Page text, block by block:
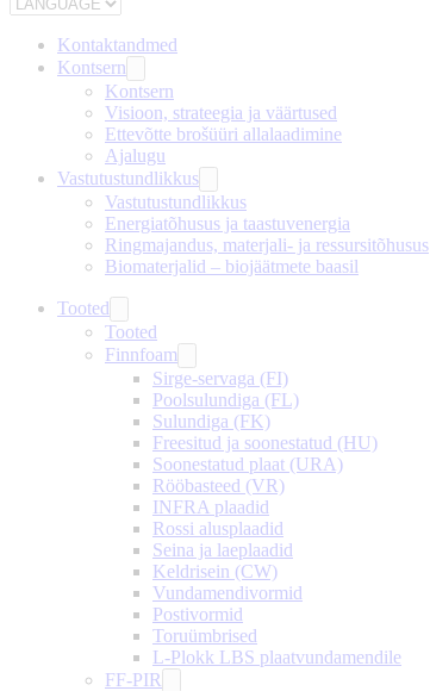
Kontaktandmed
Kontsern
Kontsern
Visioon, strateegia ja väärtused
Ettevõtte brošüüri allalaadimine
Ajalugu
Vastutustundlikkus
Vastutustundlikkus
Energiatõhusus ja taastuvenergia
Ringmajandus, materjali- ja ressursitõhusus
Biomaterjalid – biojäätmete baasil
Tooted
Tooted
Finnfoam
Sirge-servaga (FI)
Poolsulundiga (FL)
Sulundiga (FK)
Freesitud ja soonestatud (HU)
Soonestatud plaat (URA)
Rööbasteed (VR)
INFRA plaadid
Rossi alusplaadid
Seina ja laeplaadid
Keldrisein (CW)
Vundamendivormid
Postivormid
Toruümbrised
L-Plokk LBS plaatvundamendile
FF-PIR